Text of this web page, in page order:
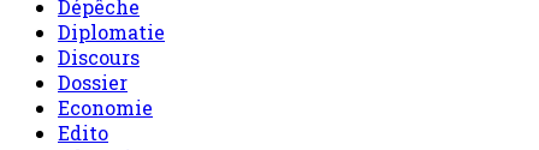
Dépêche
Diplomatie
Discours
Dossier
Economie
Edito